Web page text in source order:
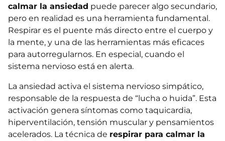
calmar la ansiedad puede parecer algo secundario,
pero en realidad es una herramienta fundamental.
Respirar es el puente más directo entre el cuerpo y
la mente, y una de las herramientas más eficaces
para autorregularnos. En especial, cuando el
sistema nervioso está en alerta.
La ansiedad activa el sistema nervioso simpático,
responsable de la respuesta de “lucha o huida”. Esta
activación genera síntomas como taquicardia,
hiperventilación, tensión muscular y pensamientos
acelerados. La técnica de respirar para calmar la